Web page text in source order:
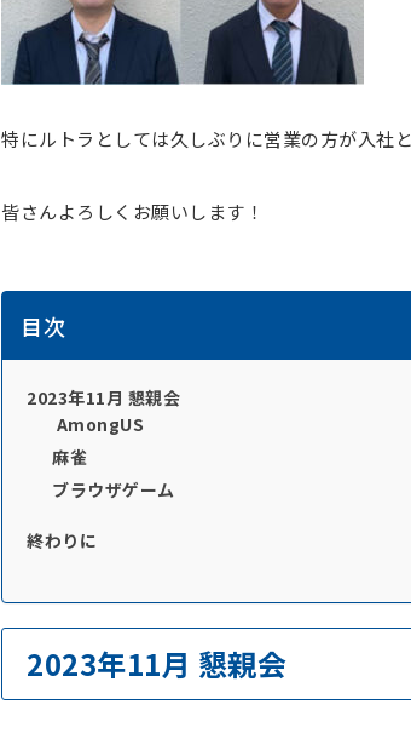
特にルトラとしては久しぶりに営業の方が入社
皆さんよろしくお願いします！
目次
2023年11月 懇親会
AmongUS
麻雀
ブラウザゲーム
終わりに
2023年11月 懇親会